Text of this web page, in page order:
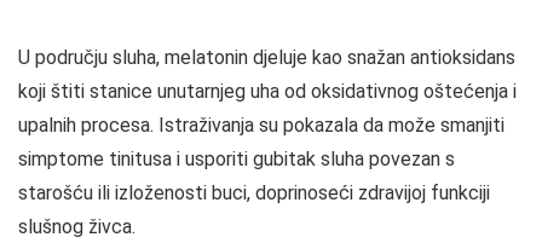
U području sluha, melatonin djeluje kao snažan antioksidans
koji štiti stanice unutarnjeg uha od oksidativnog oštećenja i
upalnih procesa. Istraživanja su pokazala da može smanjiti
simptome tinitusa i usporiti gubitak sluha povezan s
starošću ili izloženosti buci, doprinoseći zdravijoj funkciji
slušnog živca.